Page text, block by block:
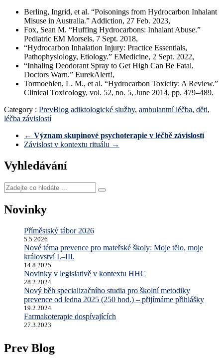
Berling, Ingrid, et al. “Poisonings from Hydrocarbon Inhalant
Misuse in Australia.” Addiction, 27 Feb. 2023,
Fox, Sean M. “Huffing Hydrocarbons: Inhalant Abuse.”
Pediatric EM Morsels, 7 Sept. 2018,
“Hydrocarbon Inhalation Injury: Practice Essentials,
Pathophysiology, Etiology.” EMedicine, 2 Sept. 2022,
“Inhaling Deodorant Spray to Get High Can Be Fatal,
Doctors Warn.” EurekAlert!,
Tormoehlen, L. M., et al. “Hydrocarbon Toxicity: A Review.”
Clinical Toxicology, vol. 52, no. 5, June 2014, pp. 479–489.
Category : PrevBlog adiktologické služby, ambulantní léčba, děti,
léčba závislostí
← Význam skupinové psychoterapie v léčbě závislostí
Závislost v kontextu rituálu →
Vyhledávání
Zadejte
co
hledáte
...
Novinky
Příměstský tábor 2026
5.5.2026
Nové téma prevence pro mateřské školy: Moje tělo, moje
království I.–III.
14.8.2025
Novinky v legislativě v kontextu HHC
28.2.2024
Nový běh specializačního studia pro školní metodiky
prevence od ledna 2025 (250 hod.) – přijímáme přihlášky
19.2.2024
Farmakoterapie dospívajících
27.3.2023
Prev Blog